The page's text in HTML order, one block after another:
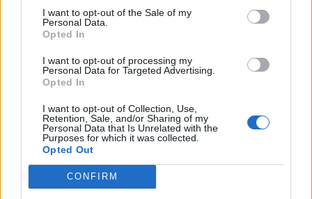
I want to opt-out of the Sale of my
Personal Data.
Opted In
I want to opt-out of processing my
Personal Data for Targeted Advertising.
Opted In
I want to opt-out of Collection, Use,
Retention, Sale, and/or Sharing of my
Personal Data that Is Unrelated with the
Purposes for which it was collected.
Opted Out
CONFIRM
KEDVES OLVASÓNK!
A keresett cikk a portfolio.hu hírarchívumához
tartozik, melynek olvasása előfizetéses
Az előfizetés a következőket tartalmazza:
Portfolio.hu teljes cikkarchívum
Kötéslisták: BÉT elmúlt 2 év napon belüli
kötéslistái